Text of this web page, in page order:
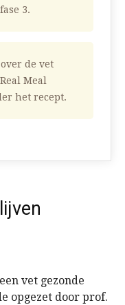
3.
de vet
Meal
het recept.
vet gezonde
opgezet door prof.